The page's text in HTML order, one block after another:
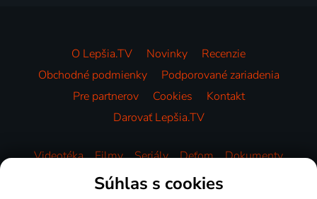
O Lepšia.TV Novinky
Recenzie
Obchodné podmienky
Podporované zariadenia
Pre partnerov
Cookies
Kontakt
Darovať Lepšia.TV
Videotéka Filmy Seriály Deťom
Dokumenty
Šport Správy Hudba
Súhlas s cookies